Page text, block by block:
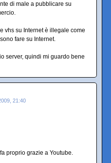
di male a pubblicare su
vhs su Internet è illegale come
fare su Internet.
server, quindi mi guardo bene
21:40
proprio grazie a Youtube.